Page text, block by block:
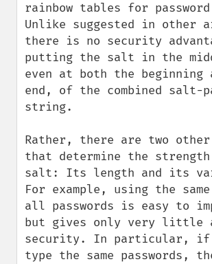
rainbow tables for
Unlike suggested in other
there is no security
putting the salt in the
even at both the beginning
end, of the combined salt-
string.
Rather, there are two
that determine the
salt: Its length and its
For example, using the
all passwords is easy to
but gives only very little
security. In particular, if
type the same passwords,